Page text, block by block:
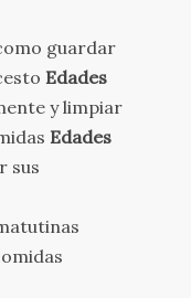
guardar
Edades
y limpiar
Edades
sus